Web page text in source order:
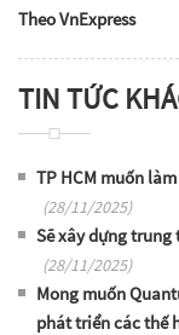
Theo VnExpress
TIN TỨC
TP HCM muốn
(28/11/2025)
Sẽ xây dựng
(28/11/2025)
Mong muốn
phát triển các thế